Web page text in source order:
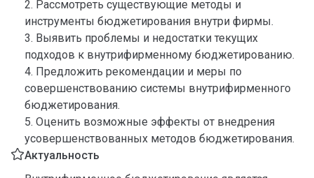
2. Рассмотреть существующие методы и
инструменты бюджетирования внутри фирмы.
3. Выявить проблемы и недостатки текущих
подходов к внутрифирменному бюджетированию.
4. Предложить рекомендации и меры по
совершенствованию системы внутрифирменного
бюджетирования.
5. Оценить возможные эффекты от внедрения
усовершенствованных методов бюджетирования.
Актуальность